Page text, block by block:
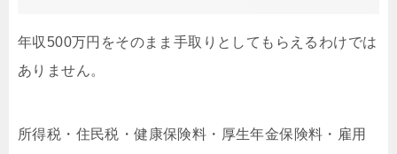
年収500万円をそのまま手取りとしてもらえるわけでは
ありません。
所得税・住民税・健康保険料・厚生年金保険料・雇用